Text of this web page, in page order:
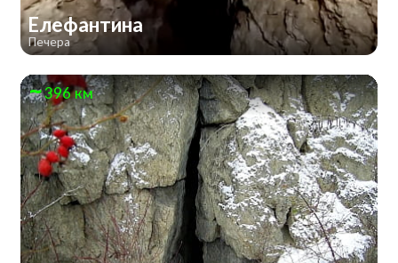
Елефантина
Печера
396 км